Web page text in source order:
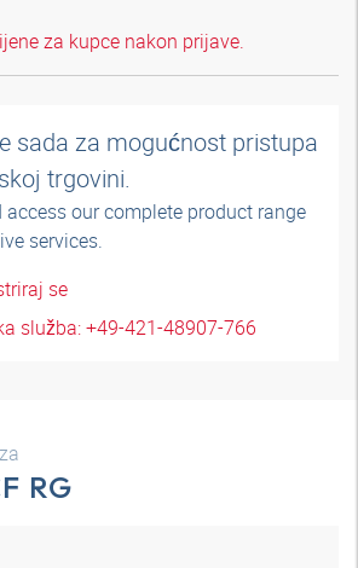
za kupce nakon prijave.
sada za mogućnost pristupa
trgovini.
access our complete product range
services.
se
služba: +49-421-48907-766
RG